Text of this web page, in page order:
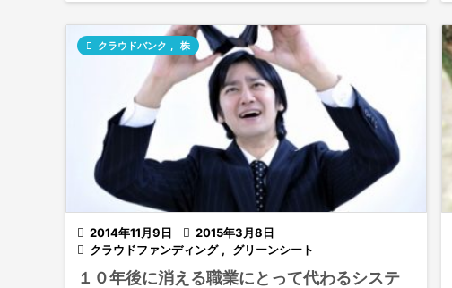
 2014年11月9日  2015年3月8日
 クラウドバンク , 株
 クラウドファンディング , グリーンシート
１０年後に消える職業にとって代わるシステ